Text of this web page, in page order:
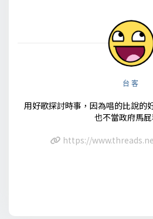
台客
用好歌探討時事，因為唱的比說的
也不當政府馬屁
https://